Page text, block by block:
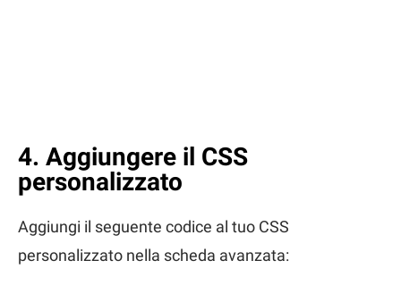
4. Aggiungere il CSS
personalizzato
Aggiungi il seguente codice al tuo CSS
personalizzato nella scheda avanzata: